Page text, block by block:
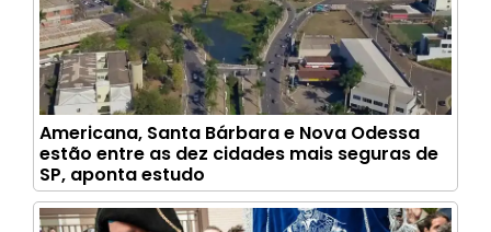
Americana, Santa Bárbara e Nova Odessa
estão entre as dez cidades mais seguras de
SP, aponta estudo